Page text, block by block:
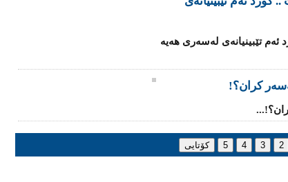
ئەم تێبینیانەى لەسەرى هەیە
کران؟!